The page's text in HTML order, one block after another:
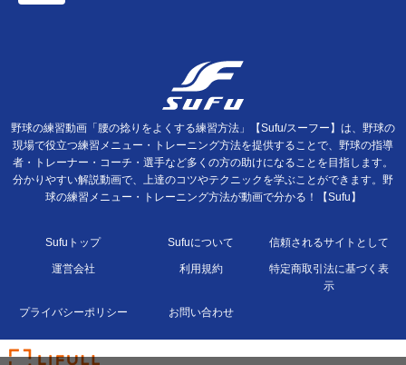
野球の練習動画「腰の捻りをよくする練習方法」【Sufu/スーフー】は、野球の
現場で役立つ練習メニュー・トレーニング方法を提供することで、野球の指導
者・トレーナー・コーチ・選手など多くの方の助けになることを目指します。
分かりやすい解説動画で、上達のコツやテクニックを学ぶことができます。野
球の練習メニュー・トレーニング方法が動画で分かる！【Sufu】
Sufuトップ Sufuについて 信頼されるサイトとして
運営会社 利用規約
特定商取引法に基づく表
示
プライバシーポリシー お問い合わせ